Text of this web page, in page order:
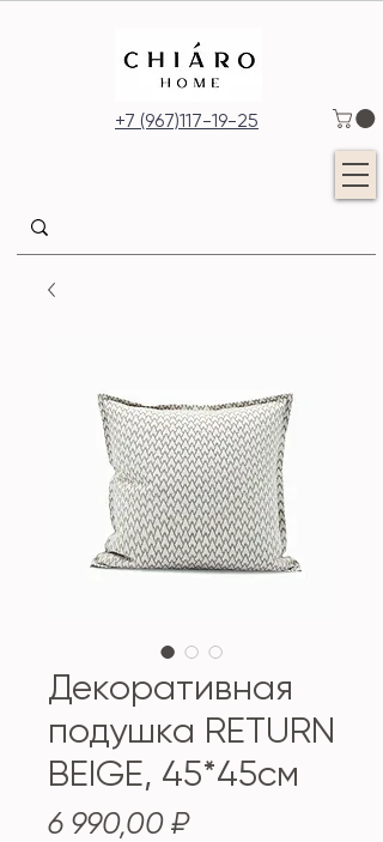
+7 (967)117-19-25
Декоративная
подушка RETURN
BEIGE, 45*45см
6 990,00 ₽Цена